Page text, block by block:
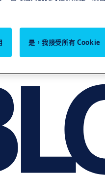
是，我接受所有 Cookie